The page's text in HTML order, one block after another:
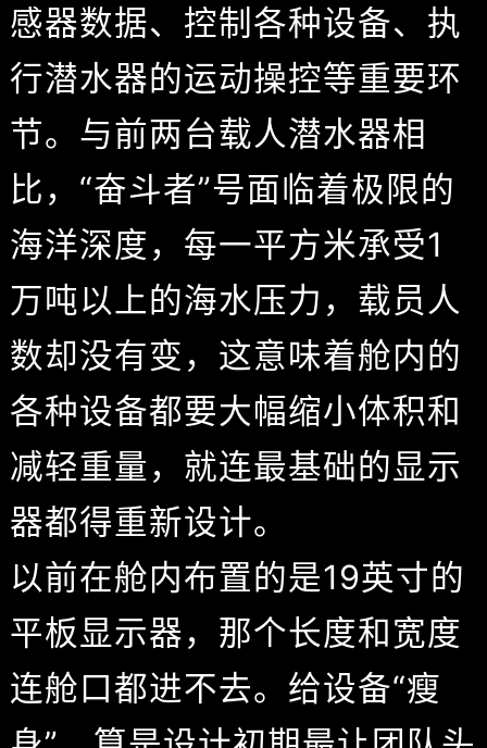
感器数据、控制各种设备、执
行潜水器的运动操控等重要环
节。与前两台载人潜水器相
比，“奋斗者”号面临着极限的
海洋深度，每一平方米承受1
万吨以上的海水压力，载员人
数却没有变，这意味着舱内的
各种设备都要大幅缩小体积和
减轻重量，就连最基础的显示
器都得重新设计。
以前在舱内布置的是19英寸的
平板显示器，那个长度和宽度
连舱口都进不去。给设备“瘦